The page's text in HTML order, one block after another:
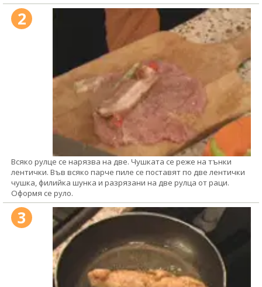
2
Всяко рулце се нарязва на две. Чушката се реже на тънки
лентички. Във всяко парче пиле се поставят по две лентички
чушка, филийка шунка и разрязани на две рулца от раци.
Оформя се руло.
3